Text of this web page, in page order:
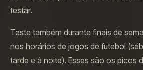
testar.
Teste também durante finais de
nos horários de jogos de futebol
tarde e à noite). Esses são os picos